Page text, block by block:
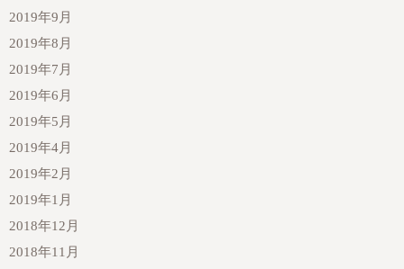
2019年9月
2019年8月
2019年7月
2019年6月
2019年5月
2019年4月
2019年2月
2019年1月
2018年12月
2018年11月